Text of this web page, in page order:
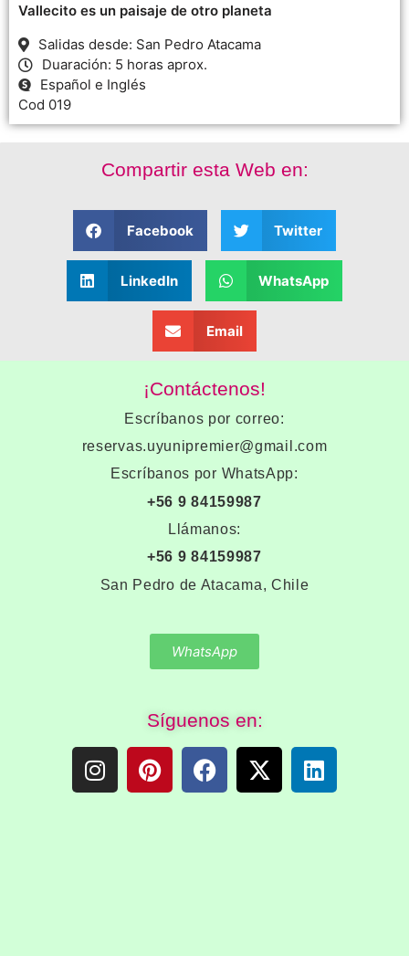
Vallecito es un paisaje de otro planeta
Salidas desde: San Pedro Atacama
Duaración: 5 horas aprox.
Español e Inglés
Cod 019
Compartir esta Web en:
Facebook Twitter
LinkedIn WhatsApp
Email
¡Contáctenos!
Escríbanos por correo:
reservas.uyunipremier@gmail.com
Escríbanos por WhatsApp:
+56 9 84159987
Llámanos:
+56 9 84159987
San Pedro de Atacama, Chile
WhatsApp
Síguenos en: